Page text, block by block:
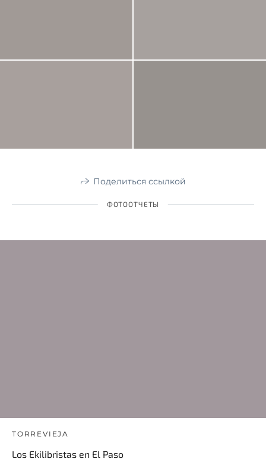
Поделиться ссылкой
ФОТООТЧЕТЫ
TORREVIEJA
Los Ekilibristas en El Paso